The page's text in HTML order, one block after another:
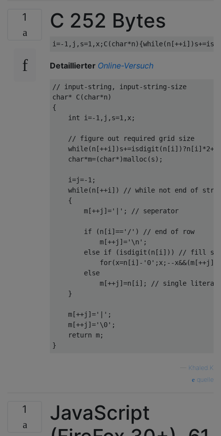
1 C 252 Bytes
i=-1 , j , s=1 , x; C(char*n){while(n [++i ])s+=
Detaillierter Online-Versuch
// input-string, input-string-size
char* C(char*n)
{
int i=-1 , j , s=1 , x;
// figure out required grid size
while(n [++i ])s+=isdigit (n [i ])?n [i ]*2+
char*m=(char*)malloc (s);
    i
=j=-1 ;
while(n [++i ])
// while not end of
{
        m
[++j ]='|' ; // seperator
if (n [i ]=='/' )
// end of row
            m
[++j ]='\n' ;
else if (isdigit (n [i ]))
// fill
for(x=n [i ]- '0' ; x;--x&&(m [++j ]=
else
            m
[++j ]=n [i ];
// single
}
    m
[++j ]='|' ;
    m
[++j ]='\0' ;
return m;
}
Khaled.K
quelle
1
JavaScript